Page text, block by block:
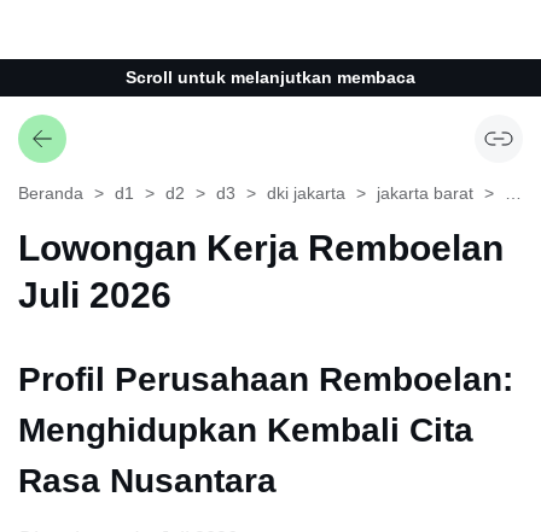
Scroll untuk melanjutkan membaca
Beranda d1 d2 d3 dki jakarta jakarta barat
Lowongan Kerja Remboelan
Juli 2026
Profil Perusahaan Remboelan:
Menghidupkan Kembali Cita
Rasa Nusantara